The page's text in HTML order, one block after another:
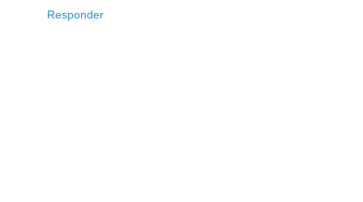
Responder